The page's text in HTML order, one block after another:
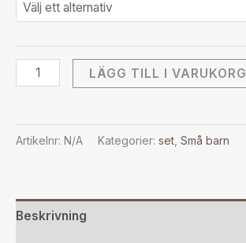
LÄGG TILL I VARUKORG
Artikelnr: N/A Kategorier: set, Små barn
Beskrivning